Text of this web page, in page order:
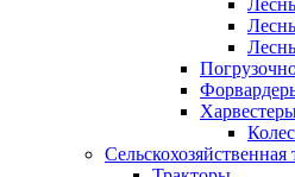
Сельскохозяйственная